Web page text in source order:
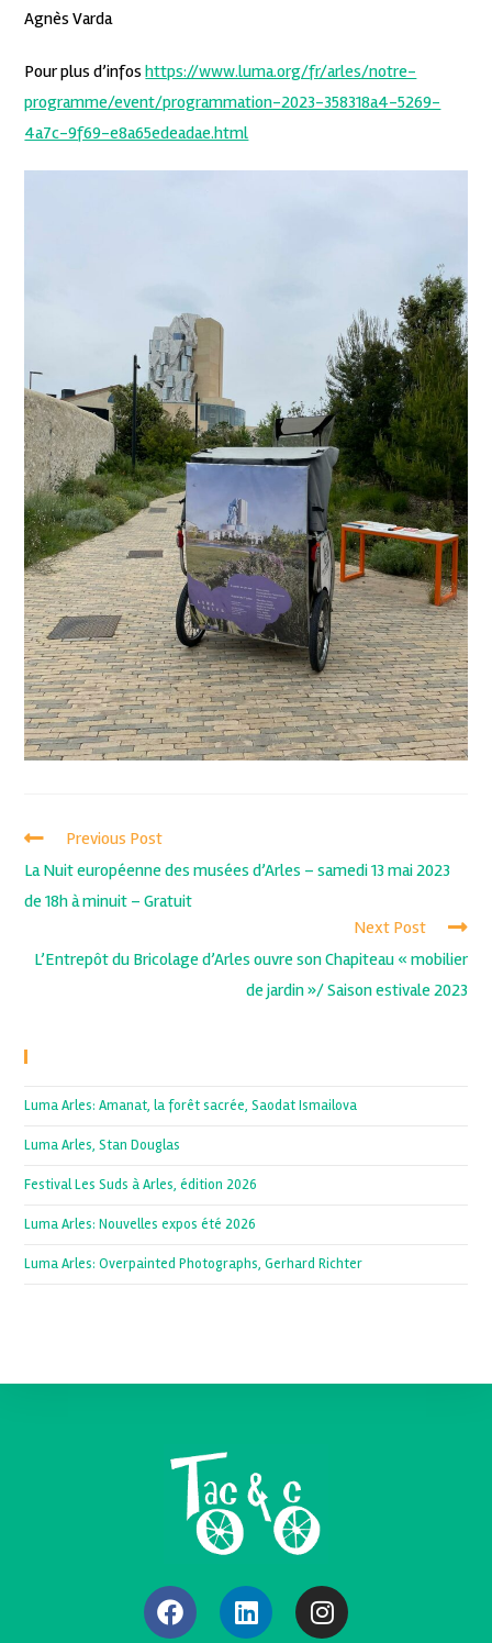
Agnès Varda
Pour plus d’infoshttps://www.luma.org/fr/arles/notre-
programme/event/programmation-2023-358318a4-5269-
4a7c-9f69-e8a65edeadae.html
Previous Post
La Nuit européenne des musées d’Arles – samedi 13 mai 2023
de 18h à minuit – Gratuit
Next Post
L’Entrepôt du Bricolage d’Arles ouvre son Chapiteau « mobilier
de jardin »/ Saison estivale 2023
Luma Arles: Amanat, la forêt sacrée, Saodat Ismailova
Luma Arles, Stan Douglas
Festival Les Suds à Arles, édition 2026
Luma Arles: Nouvelles expos été 2026
Luma Arles: Overpainted Photographs, Gerhard Richter